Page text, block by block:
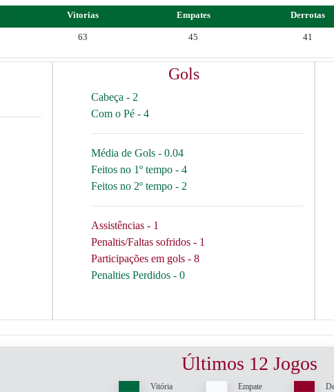
Vitorias Empates Derrotas
63 45 41
Gols
Cabeça - 2
Com o Pé - 4
Média de Gols - 0.04
Feitos no 1º tempo - 4
Feitos no 2º tempo - 2
Assistências - 1
Penaltis/Faltas sofridos - 1
Participações em gols - 8
Penalties Perdidos - 0
Últimos 12 Jogos
Vitória Empate